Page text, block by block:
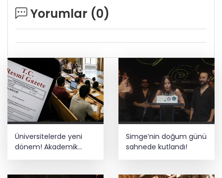
Yorumlar (0)
Üniversitelerde yeni
dönem! Akademik
sahtekârlığa hapis,
Simge’nin doğum günü
sahnede kutlandı!